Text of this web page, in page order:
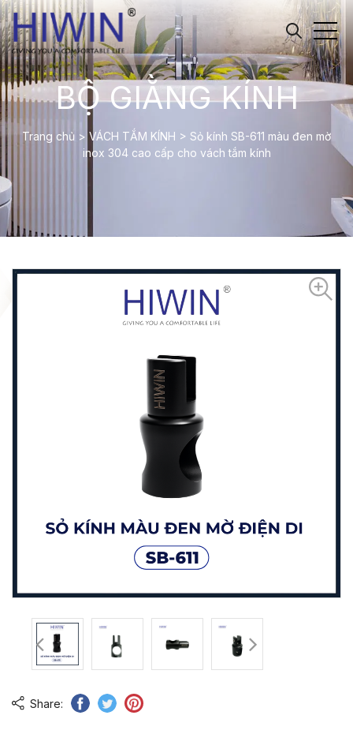
BỘ GIẰNG KÍNH
Trang chủ > VÁCH TẮM KÍNH > Sỏ kính SB-611 màu đen mờ
inox 304 cao cấp cho vách tắm kính
Share: